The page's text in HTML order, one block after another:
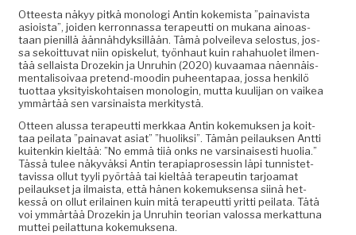
Otteesta näkyy pitkä monolo­gi Antin kokemista ”painav­ista
asioista”, joiden ker­ronnas­sa ter­apeut­ti on mukana ain­oas­
taan pie­nil­lä ään­nähdyk­sil­lään. Tämä polveil­e­va selostus, jos­
sa sekoit­tuvat niin opiske­lut, työn­haut kuin rahahuo­let ilmen­
tää sel­l­aista Drozekin ja Unruhin (2020) kuvaa­maa näen­näis­
men­tal­isoivaa pre­tend-mood­in puheen­ta­paa, jos­sa henkilö
tuot­taa yksi­tyisko­htaisen monolo­gin, mut­ta kuuli­jan on vaikea
ymmärtää sen varsi­naista merkitystä.
Otteen alus­sa ter­apeut­ti merkkaa Antin koke­muk­sen ja koit­
taa peila­ta ”paina­vat asi­at” ”huo­lik­si”. Tämän peilauk­sen Antti
kuitenkin kieltää: ”No emmä tiiä onks ne varsi­nais­es­ti huo­lia.”
Tässä tulee näkyväk­si Antin ter­api­apros­essin läpi tun­nis­tet­
tavis­sa ollut tyyli pyörtää tai kieltää ter­apeutin tar­joa­mat
peilauk­set ja ilmaista, että hänen koke­muk­sen­sa siinä het­
kessä on ollut eri­lainen kuin mitä ter­apeut­ti yrit­ti peila­ta. Tätä
voi ymmärtää Drozekin ja Unruhin teo­ri­an val­os­sa merkat­tuna
mut­tei peilat­tuna kokemuksena.